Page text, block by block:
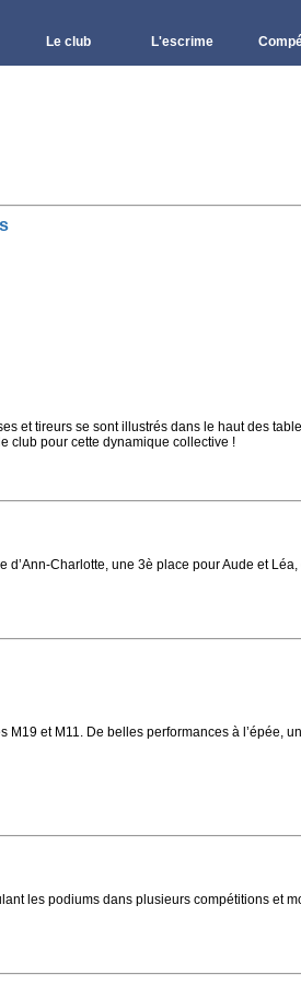
Le club L'escrime
et tireurs se sont illustrés dans le haut des
club pour cette dynamique collective !
Charlotte, une 3è place pour Aude et
et M11. De belles performances à l’épée,
les podiums dans plusieurs compétitions et